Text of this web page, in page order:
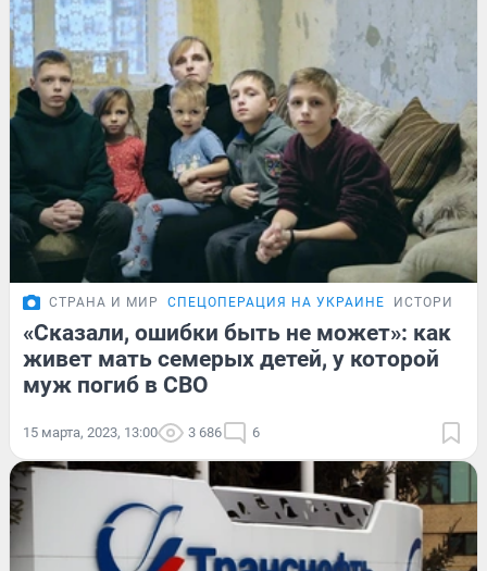
СТРАНА И МИР СПЕЦОПЕРАЦИЯ НА УКРАИНЕ ИСТОРИИ
«Сказали, ошибки быть не может»: как
живет мать семерых детей, у которой
муж погиб в СВО
15 марта, 2023, 13:00 3 686 6